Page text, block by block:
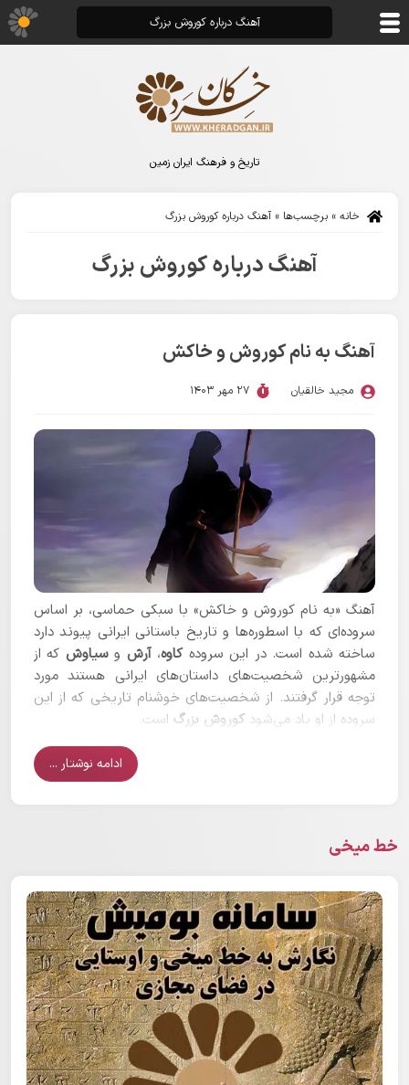
تاریخ و فرهنگ ایران زمین
خانه » برچسب‌ها » آهنگ درباره کوروش بزرگ
آهنگ درباره کوروش بزرگ
آهنگ به نام کوروش و خاکش
مجید خالقیان 27 مهر 1403
آهنگ «به نام کوروش و خاکش» با سبکی حماسی، بر اساس
سروده‌ای که با اسطوره‌ها و تاریخ باستانی ایرانی پیوند دارد
ساخته شده است. در این سرودهکاوه،آرش وسیاوش که از
مشهورترین شخصیت‌های داستان‌های ایرانی هستند مورد
توجه قرار گرفتند. از شخصیت‌های خوشنام تاریخی که از این
سروده از او یاد می‌شود کوروش بزرگ است.
ادامه نوشتار ...
خط میخی
آهنگ درباره کوروش بزرگ